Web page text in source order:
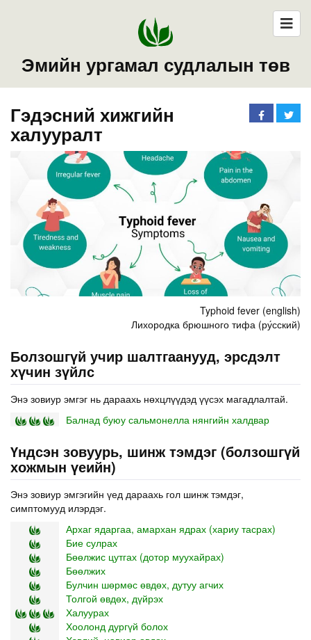
Эмийн ургамал судлалын төв
Гэдэсний хижгийн
халууралт
Typhoid fever (english)
Лихородка брюшного тифа (ру́сский)
Болзошгүй учир шалтгаанууд, эрсдэлт
хүчин зүйлс
Энэ зовиур эмгэг нь дараахь нөхцлүүдэд үүсэх магадлалтай.
Балнад буюу сальмонелла нянгийн халдвар
Үндсэн зовуурь, шинж тэмдэг (болзошгүй
хожмын үеийн)
Энэ зовиур эмгэгийн үед дараахь гол шинж тэмдэг,
симптомууд илэрдэг.
Архаг ядаргаа, амархан ядрах (хариу тасрах)
Бие сулрах
Бөөлжис цутгах (дотор муухайрах)
Бөөлжих
Булчин шөрмөс өвдөх, дутуу агчих
Толгой өвдөх, дүйрэх
Халуурах
Хоолонд дургүй болох